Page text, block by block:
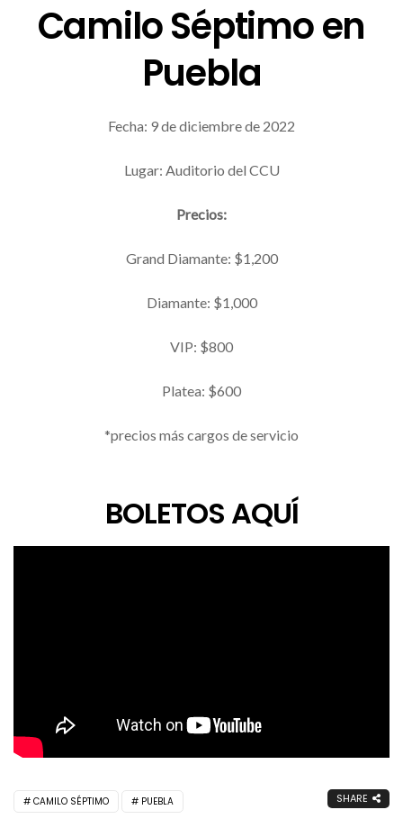
Camilo Séptimo en
Puebla
Fecha: 9 de diciembre de 2022
Lugar: Auditorio del CCU
Precios:
Grand Diamante: $1,200
Diamante: $1,000
VIP: $800
Platea: $600
*precios más cargos de servicio
BOLETOS AQUÍ
CAMILO SÉPTIMO PUEBLA SHARE